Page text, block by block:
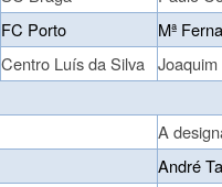
FC Porto Mª
Centro Luís da Silva
A
André